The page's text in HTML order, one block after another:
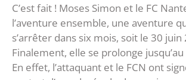
C’est fait ! Moses Simon et le FC
l’aventure ensemble, une aventure
s’arrêter dans six mois, soit le 30 juin
Finalement, elle se prolonge
En effet, l’attaquant et le FCN ont